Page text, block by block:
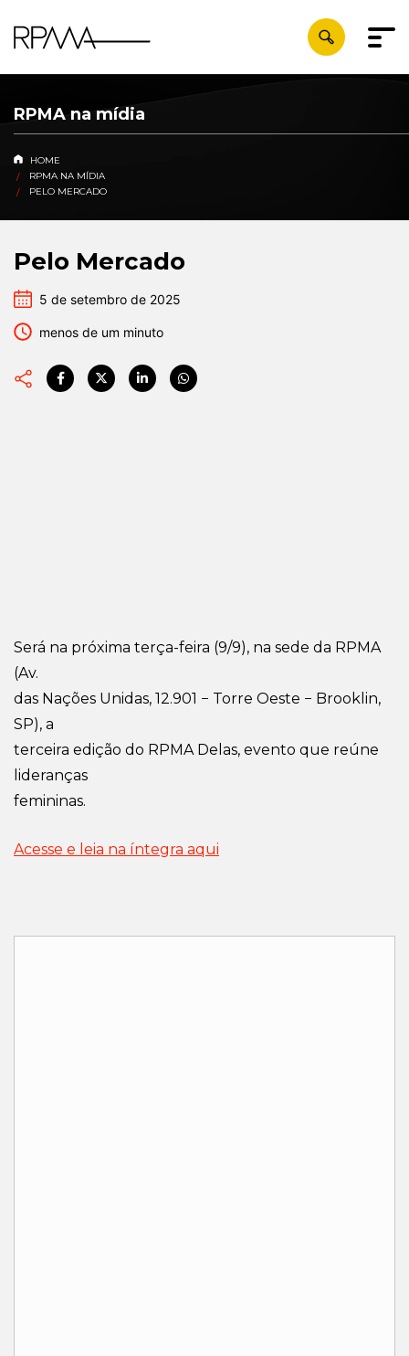
RPMA na mídia
HOME
RPMA NA MÍDIA
PELO MERCADO
Pelo Mercado
5 de setembro de 2025
menos de um minuto
Será na próxima terça-feira (9/9), na sede da RPMA
(Av.
das Nações Unidas, 12.901 − Torre Oeste − Brooklin,
SP), a
terceira edição do RPMA Delas, evento que reúne
lideranças
femininas.
Acesse e leia na íntegra aqui